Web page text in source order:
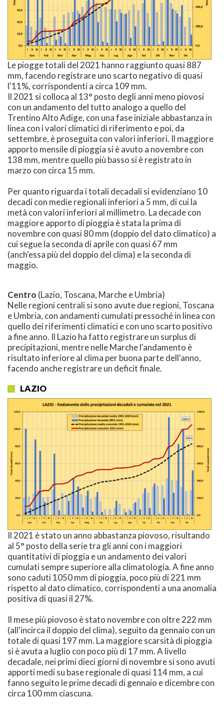
Le piogge totali del 2021 hanno raggiunto quasi 887
mm, facendo registrare uno scarto negativo di quasi
l'11%, corrispondenti a circa 109 mm.
Il 2021 si colloca al 13° posto degli anni meno piovosi
con un andamento del tutto analogo a quello del
Trentino Alto Adige, con una fase iniziale abbastanza in
linea con i valori climatici di riferimento e poi, da
settembre, è proseguita con valori inferiori. Il maggiore
apporto mensile di pioggia si è avuto a novembre con
138 mm, mentre quello più basso si è registrato in
marzo con circa 15 mm.
Per quanto riguarda i totali decadali si evidenziano 10
decadi con medie regionali inferiori a 5 mm, di cui la
metà con valori inferiori al millimetro. La decade con
maggiore apporto di pioggia è stata la prima di
novembre con quasi 80 mm (doppio del dato climatico) a
cui segue la seconda di aprile con quasi 67 mm
(anch'essa più del doppio del clima) e la seconda di
maggio.
Centro (Lazio, Toscana, Marche e Umbria)
Nelle regioni centrali si sono avute due regioni, Toscana
e Umbria, con andamenti cumulati pressoché in linea con
quello dei riferimenti climatici e con uno scarto positivo
a fine anno. Il Lazio ha fatto registrare un surplus di
precipitazioni, mentre nelle Marche l'andamento è
risultato inferiore al clima per buona parte dell'anno,
facendo anche registrare un deficit finale.
LAZIO
Il 2021 è stato un anno abbastanza piovoso, risultando
al 5° posto della serie tra gli anni con i maggiori
quantitativi di pioggia e un andamento dei valori
cumulati sempre superiore alla climatologia. A fine anno
sono caduti 1050 mm di pioggia, poco più di 221 mm
rispetto al dato climatico, corrispondenti a una anomalia
positiva di quasi il 27%.
Il mese più piovoso è stato novembre con oltre 222 mm
(all'incirca il doppio del clima), seguito da gennaio con un
totale di quasi 197 mm. La maggiore scarsità di pioggia
si è avuta a luglio con poco più di 17 mm. A livello
decadale, nei primi dieci giorni di novembre si sono avuti
apporti medi su base regionale di quasi 114 mm, a cui
fanno seguito le prime decadi di gennaio e dicembre con
circa 100 mm ciascuna.